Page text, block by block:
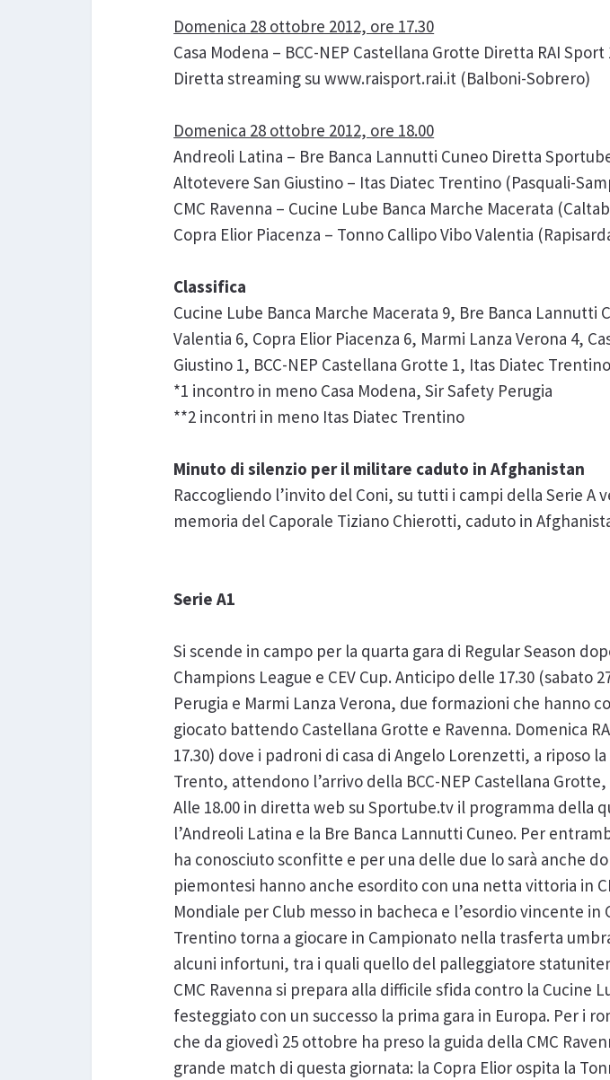
Domenica 28 ottobre 2012, ore 17.30
Casa Modena – BCC-NEP Castellana Grotte Diretta RAI Sport
Diretta streaming su www.raisport.rai.it (Balboni-Sobrero)
Domenica 28 ottobre 2012, ore 18.00
Andreoli Latina – Bre Banca Lannutti Cuneo Diretta
Altotevere San Giustino – Itas Diatec Trentino (Pasquali-
CMC Ravenna – Cucine Lube Banca Marche Macerata
Copra Elior Piacenza – Tonno Callipo Vibo Valentia
Classifica
Cucine Lube Banca Marche Macerata 9, Bre Banca Lannutti
Valentia 6, Copra Elior Piacenza 6, Marmi Lanza Verona 4,
Giustino 1, BCC-NEP Castellana Grotte 1, Itas Diatec
*1 incontro in meno Casa Modena, Sir Safety Perugia
**2 incontri in meno Itas Diatec Trentino
Minuto di silenzio per il militare caduto in Afghanistan
Raccogliendo l’invito del Coni, su tutti i campi della Serie
memoria del Caporale Tiziano Chierotti, caduto in
Serie A1
Si scende in campo per la quarta gara di Regular Season
Champions League e CEV Cup. Anticipo delle 17.30 (sabato
Perugia e Marmi Lanza Verona, due formazioni che hanno
giocato battendo Castellana Grotte e Ravenna. Domenica
17.30) dove i padroni di casa di Angelo Lorenzetti, a riposo
Trento, attendono l’arrivo della BCC-NEP Castellana
Alle 18.00 in diretta web su Sportube.tv il programma della
l’Andreoli Latina e la Bre Banca Lannutti Cuneo. Per
ha conosciuto sconfitte e per una delle due lo sarà anche
piemontesi hanno anche esordito con una netta vittoria in
Mondiale per Club messo in bacheca e l’esordio vincente
Trentino torna a giocare in Campionato nella trasferta
alcuni infortuni, tra i quali quello del palleggiatore
CMC Ravenna si prepara alla difficile sfida contro la Cucine
festeggiato con un successo la prima gara in Europa. Per i
che da giovedì 25 ottobre ha preso la guida della CMC
grande match di questa giornata: la Copra Elior ospita la